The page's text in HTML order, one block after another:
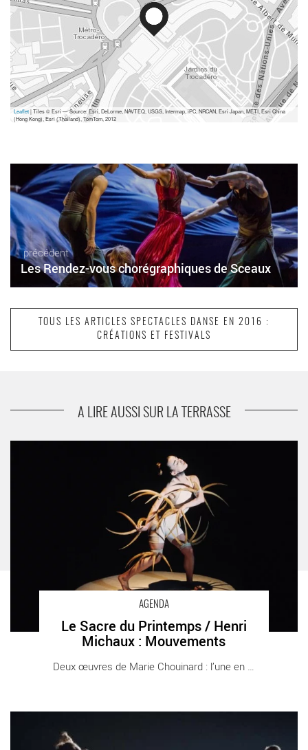
Leaflet| Tiles © Esri — Source: Esri, DeLorme, NAVTEQ, USGS, Intermap, iPC, NRCAN, Esri Japan, METI, Esri China
(Hong Kong), Esri (Thailand), TomTom, 2012
précédent
Les Rendez-vous chorégraphiques de Sceaux
TOUS LES ARTICLES SPECTACLES DANSE EN 2016 :
CRÉATIONS ET FESTIVALS
A LIRE AUSSI SUR LA TERRASSE
AGENDA
Le Sacre du Printemps / Henri
Michaux : Mouvements
Deux œuvres de Marie Chouinard : l’une en [...]